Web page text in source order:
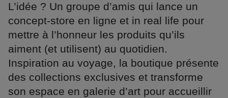
L’idée ? Un groupe d’amis qui lance un
concept-store en ligne et in real life pour
mettre à l’honneur les produits qu’ils
aiment (et utilisent) au quotidien.
Inspiration au voyage, la boutique présente
des collections exclusives et transforme
son espace en galerie d’art pour accueillir